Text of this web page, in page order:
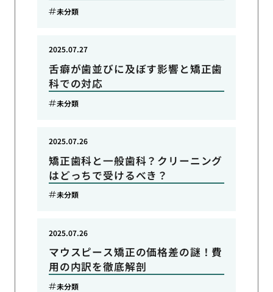
未分類
舌癖が歯並びに及ぼす影響と矯正歯
科での対応
2025.07.27
未分類
矯正歯科と一般歯科？クリーニング
はどっちで受けるべき？
2025.07.26
未分類
マウスピース矯正の価格差の謎！費
用の内訳を徹底解剖
2025.07.26
未分類